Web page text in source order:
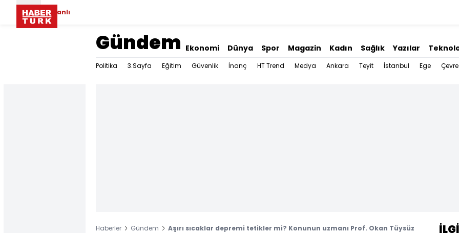
Canlı
Gündem Ekonomi Dünya Spor Magazin Kadın Sağlık Yazılar
Politika 3.Sayfa Eğitim Güvenlik İnanç HT Trend Medya Ankara Teyit İstanbul Ege Çevre
Haberler Gündem
Aşırı sıcaklar depremi tetikler mi? Konunun uzmanı Prof. Okan Tüysüz